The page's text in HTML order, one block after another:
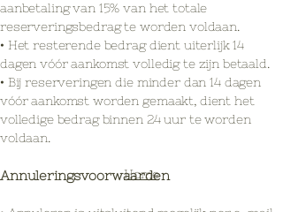
aanbetaling van 15% van het totale
reserveringsbedrag te worden voldaan.
• Het resterende bedrag dient uiterlijk 14
dagen vóór aankomst volledig te zijn betaald.
• Bij reserveringen die minder dan 14 dagen
vóór aankomst worden gemaakt, dient het
volledige bedrag binnen 24 uur te worden
voldaan.
Annuleringsvoorwaarden
Home